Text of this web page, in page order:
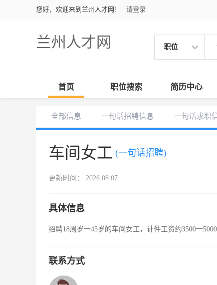
您好，欢迎来到兰州人才网！ 请登录
兰州人才网 职位
首页 职位搜索 简历中心
全部信息 一句话招聘信息 一句话求职
车间女工 (一句话招聘)
更新时间： 2026.08.07
具体信息
招聘18周岁一45岁的车间女工，计件工资约3500一
联系方式